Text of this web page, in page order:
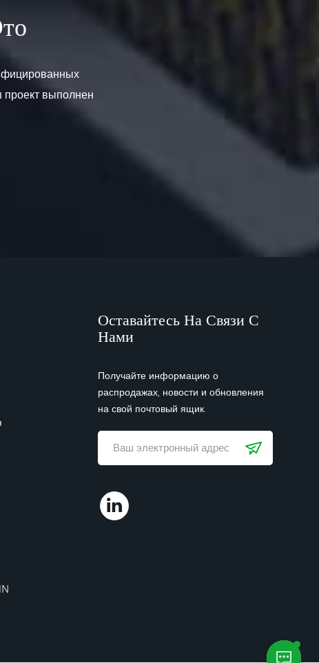
проект выполнен
Оставайтесь На Связи С
Нами
Получайте информацию о
распродажах, новости и обновления
на свой почтовый ящик.